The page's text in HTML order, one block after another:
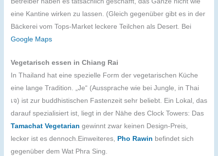
eine Kantine wirken zu lassen. (Gleich gegenüber gibt es in der
Bäckerei vom Tops-Market leckere Teilchen als Desert. Bei
Google Maps
Vegetarisch essen in Chiang Rai
In Thailand hat eine spezielle Form der vegetarischen Küche
eine lange Tradition. „Je“ (Aussprache wie bei Jungle, in Thai
เจ) ist zur buddhistischen Fastenzeit sehr beliebt. Ein Lokal, das
darauf spezialisiert ist, liegt in der Nähe des Clock Towers: Das
Tamachat Vegetarian gewinnt zwar keinen Design-Preis,
lecker ist es dennoch.Einweiteres, Pho Rawin befindet sich
gegenüber dem Wat Phra Sing.